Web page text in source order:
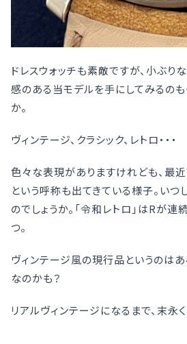
ドレスウォッチも素敵ですが、小ぶり
感のある当モデルを手にしてみるの
か。
ヴィンテージ、クラシック、レトロ・・・
色々な表現がありますけれども、最近
という呼称も出てきている様子。いつ
のでしょうか。「令和レトロ」はRが
つ。
ヴィンテージ風の現行品というのは
なのかも？
リアルヴィンテージになるまで、末永